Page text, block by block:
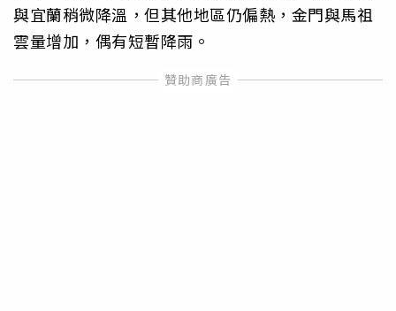
與宜蘭稍微降溫，但其他地區仍偏熱，金門與馬祖
雲量增加，偶有短暫降雨。